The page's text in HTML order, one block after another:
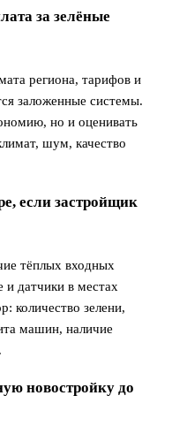
за зелёные
региона, тарифов и
заложенные системы.
но и оценивать
шум, качество
если застройщик
тёплых входных
и датчики в местах
количество зелени,
машин, наличие
новостройку до